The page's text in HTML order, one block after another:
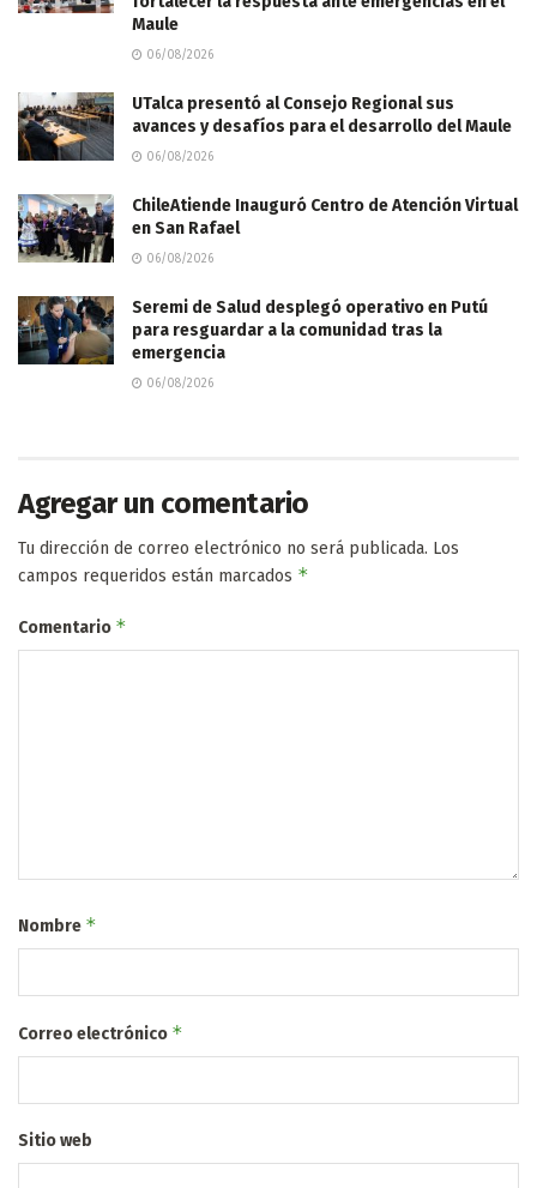
Maule
06/08/2026
UTalca presentó al Consejo Regional sus
avances y desafíos para el desarrollo del Maule
06/08/2026
ChileAtiende Inauguró Centro de Atención Virtual
en San Rafael
06/08/2026
Seremi de Salud desplegó operativo en Putú
para resguardar a la comunidad tras la
emergencia
06/08/2026
Agregar un comentario
Tu dirección de correo electrónico no será publicada. Los
campos requeridos están marcados *
Comentario *
Nombre *
Correo electrónico *
Sitio web